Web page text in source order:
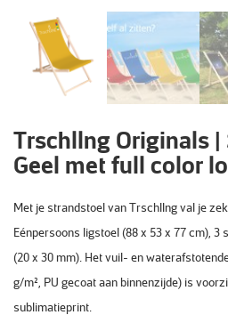
Trschllng Originals
Geel met full color
Met je strandstoel van Trschllng val je
Eénpersoons ligstoel (88 x 53 x 77 cm), 3
(20 x 30 mm). Het vuil- en
g/m², PU gecoat aan binnenzijde) is
sublimatieprint.